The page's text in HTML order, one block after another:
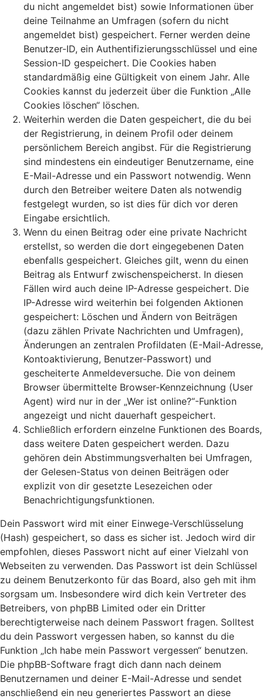
du nicht angemeldet bist) sowie Informationen über
deine Teilnahme an Umfragen (sofern du nicht
angemeldet bist) gespeichert. Ferner werden deine
Benutzer-ID, ein Authentifizierungsschlüssel und eine
Session-ID gespeichert. Die Cookies haben
standardmäßig eine Gültigkeit von einem Jahr. Alle
Cookies kannst du jederzeit über die Funktion „Alle
Cookies löschen“ löschen.
Weiterhin werden die Daten gespeichert, die du bei
der Registrierung, in deinem Profil oder deinem
persönlichem Bereich angibst. Für die Registrierung
sind mindestens ein eindeutiger Benutzername, eine
E-Mail-Adresse und ein Passwort notwendig. Wenn
durch den Betreiber weitere Daten als notwendig
festgelegt wurden, so ist dies für dich vor deren
Eingabe ersichtlich.
Wenn du einen Beitrag oder eine private Nachricht
erstellst, so werden die dort eingegebenen Daten
ebenfalls gespeichert. Gleiches gilt, wenn du einen
Beitrag als Entwurf zwischenspeicherst. In diesen
Fällen wird auch deine IP-Adresse gespeichert. Die
IP-Adresse wird weiterhin bei folgenden Aktionen
gespeichert: Löschen und Ändern von Beiträgen
(dazu zählen Private Nachrichten und Umfragen),
Änderungen an zentralen Profildaten (E-Mail-Adresse,
Kontoaktivierung, Benutzer-Passwort) und
gescheiterte Anmeldeversuche. Die von deinem
Browser übermittelte Browser-Kennzeichnung (User
Agent) wird nur in der „Wer ist online?“-Funktion
angezeigt und nicht dauerhaft gespeichert.
Schließlich erfordern einzelne Funktionen des Boards,
dass weitere Daten gespeichert werden. Dazu
gehören dein Abstimmungsverhalten bei Umfragen,
der Gelesen-Status von deinen Beiträgen oder
explizit von dir gesetzte Lesezeichen oder
Benachrichtigungsfunktionen.
Dein Passwort wird mit einer Einwege-Verschlüsselung
(Hash) gespeichert, so dass es sicher ist. Jedoch wird dir
empfohlen, dieses Passwort nicht auf einer Vielzahl von
Webseiten zu verwenden. Das Passwort ist dein Schlüssel
zu deinem Benutzerkonto für das Board, also geh mit ihm
sorgsam um. Insbesondere wird dich kein Vertreter des
Betreibers, von phpBB Limited oder ein Dritter
berechtigterweise nach deinem Passwort fragen. Solltest
du dein Passwort vergessen haben, so kannst du die
Funktion „Ich habe mein Passwort vergessen“ benutzen.
Die phpBB-Software fragt dich dann nach deinem
Benutzernamen und deiner E-Mail-Adresse und sendet
anschließend ein neu generiertes Passwort an diese